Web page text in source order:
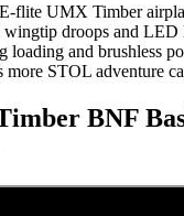
flite UMX Timber
droops and LED
loading and brushless
more STOL adventure
BNF